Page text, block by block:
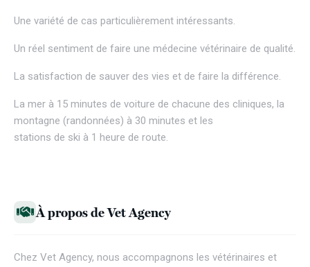
Une variété de cas particulièrement intéressants.
Un réel sentiment de faire une médecine vétérinaire de qualité.
La satisfaction de sauver des vies et de faire la différence.
La mer à 15 minutes de voiture de chacune des cliniques, la
montagne (randonnées) à 30 minutes et les
stations de ski à 1 heure de route.
À propos de Vet Agency
Chez Vet Agency, nous accompagnons les vétérinaires et